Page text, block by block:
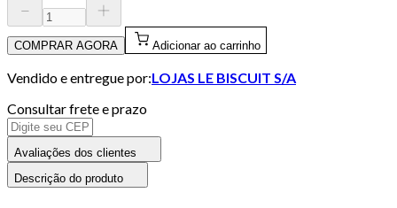
COMPRAR AGORA Adicionar ao carrinho
Vendido e entregue por:LOJAS LE BISCUIT S/A
Consultar frete e prazo
Avaliações dos clientes
Descrição do produto